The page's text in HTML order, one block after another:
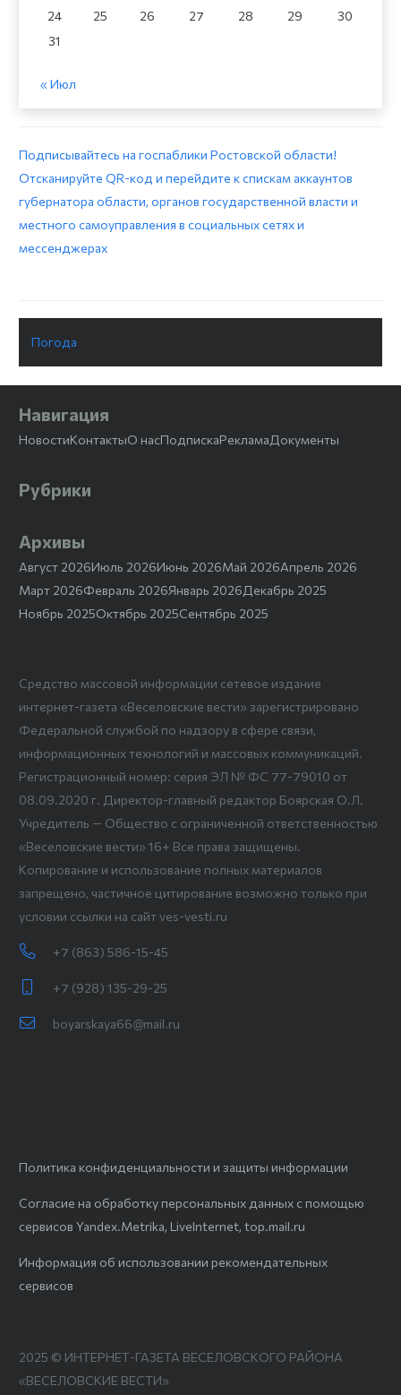
24
25 26 27 28 29
30
31
« Июл
Подписывайтесь на госпаблики Ростовской области!
Отсканируйте QR-код и перейдите к спискам аккаунтов
губернатора области, органов государственной власти и
местного самоуправления в социальных сетях и
мессенджерах
Погода
Навигация
НовостиКонтактыО насПодпискаРекламаДокументы
Рубрики
Архивы
Август 2026Июль 2026Июнь 2026Май 2026Апрель 2026
Март 2026Февраль 2026Январь 2026Декабрь 2025
Ноябрь 2025Октябрь 2025Сентябрь 2025
Средство массовой информации сетевое издание
интернет-газета «Веселовские вести» зарегистрировано
Федеральной службой по надзору в сфере связи,
информационных технологий и массовых коммуникаций.
Регистрационный номер: серия ЭЛ № ФС 77-79010 от
08.09.2020 г. Директор-главный редактор Боярская О.Л.
Учредитель — Общество с ограниченной ответственностью
«Веселовские вести» 16+ Все права защищены.
Копирование и использование полных материалов
запрещено, частичное цитирование возможно только при
условии ссылки на сайт ves-vesti.ru
+7 (863) 586-15-45
+7 (928) 135-29-25
boyarskaya66@mail.ru
Политика конфиденциальности и защиты информации
Согласие на обработку персональных данных с помощью
сервисов Yandex.Metrika, LiveInternet, top.mail.ru
Информация об использовании рекомендательных
сервисов
2025 © ИНТЕРНЕТ-ГАЗЕТА ВЕСЕЛОВСКОГО РАЙОНА
«ВЕСЕЛОВСКИЕ ВЕСТИ»